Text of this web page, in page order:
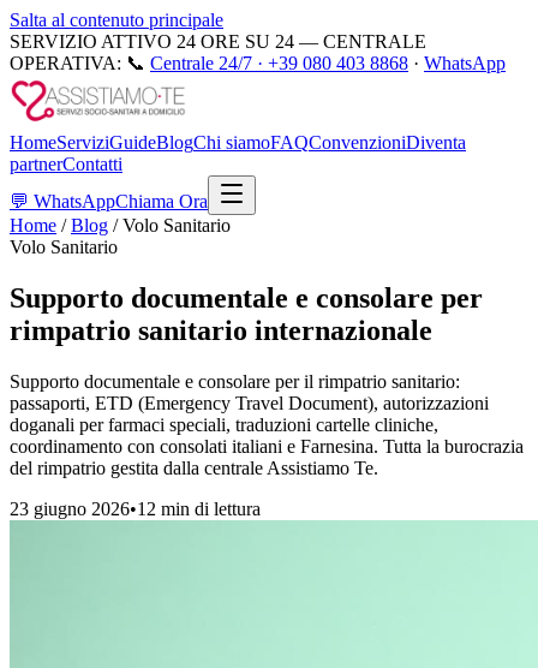
Salta al contenuto principale
SERVIZIO ATTIVO 24 ORE SU 24 — CENTRALE
OPERATIVA: 📞 Centrale 24/7 · +39 080 403 8868 · WhatsApp
HomeServiziGuideBlogChi siamoFAQConvenzioniDiventa
partnerContatti
💬 WhatsAppChiama Ora
Home / Blog / Volo Sanitario
Volo Sanitario
Supporto documentale e consolare per
rimpatrio sanitario internazionale
Supporto documentale e consolare per il rimpatrio sanitario:
passaporti, ETD (Emergency Travel Document), autorizzazioni
doganali per farmaci speciali, traduzioni cartelle cliniche,
coordinamento con consolati italiani e Farnesina. Tutta la burocrazia
del rimpatrio gestita dalla centrale Assistiamo Te.
23 giugno 2026•12 min di lettura